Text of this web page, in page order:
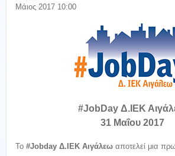
Μάιος 2017 10:00
#JobDay Δ.ΙΕΚ
31 Μαΐου 2017
Το #Jobday Δ.ΙΕΚ Αιγάλεω αποτελεί μια